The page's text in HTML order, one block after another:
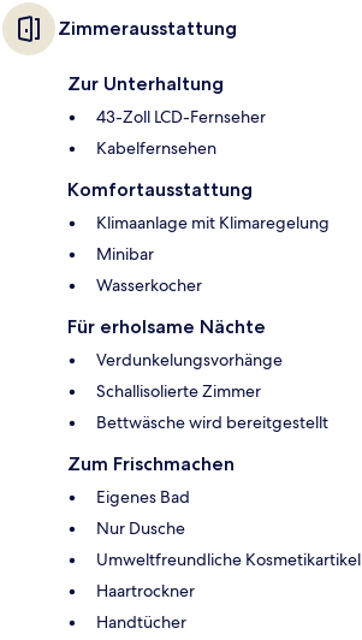
Zimmerausstattung
Zur Unterhaltung
43-Zoll LCD-Fernseher
Kabelfernsehen
Komfortausstattung
Klimaanlage mit Klimaregelung
Minibar
Wasserkocher
Für erholsame Nächte
Verdunkelungsvorhänge
Schallisolierte Zimmer
Bettwäsche wird bereitgestellt
Zum Frischmachen
Eigenes Bad
Nur Dusche
Umweltfreundliche Kosmetikartikel
Haartrockner
Handtücher